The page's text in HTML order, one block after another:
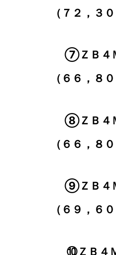
（７２，３
⑦ＺＢ４
（６６，８
⑧ＺＢ４
（６６，８
⑨ＺＢ４
（６９，６
⑩ＺＢ４